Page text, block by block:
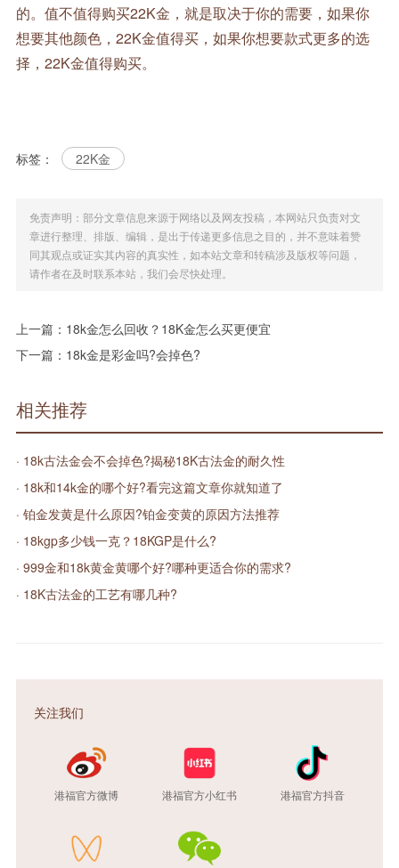
的。值不值得购买22K金，就是取决于你的需要，如果你
想要其他颜色，22K金值得买，如果你想要款式更多的选
择，22K金值得购买。
标签： 22K金
免责声明：部分文章信息来源于网络以及网友投稿，本网站只负责对文
章进行整理、排版、编辑，是出于传递更多信息之目的，并不意味着赞
同其观点或证实其内容的真实性，如本站文章和转稿涉及版权等问题，
请作者在及时联系本站，我们会尽快处理。
上一篇： 18k金怎么回收？18K金怎么买更便宜
下一篇： 18k金是彩金吗?会掉色?
相关推荐
· 18k古法金会不会掉色?揭秘18K古法金的耐久性
· 18k和14k金的哪个好?看完这篇文章你就知道了
· 铂金发黄是什么原因?铂金变黄的原因方法推荐
· 18kgp多少钱一克？18KGP是什么?
· 999金和18k黄金黄哪个好?哪种更适合你的需求?
· 18K古法金的工艺有哪几种?
关注我们
港福官方微博 港福官方小红书 港福官方抖音